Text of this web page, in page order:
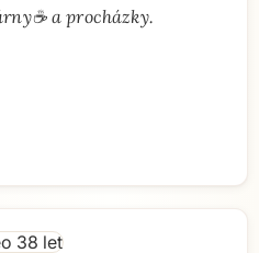
a procházky.